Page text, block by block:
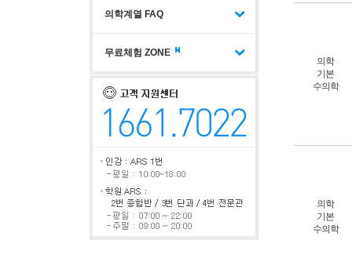
의학계열 FAQ
무료체험 ZONE
의학
기본
수의학
의학
기본
수의학